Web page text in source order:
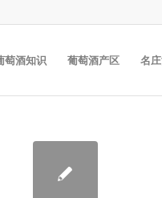
萄酒知识 葡萄酒产区 名